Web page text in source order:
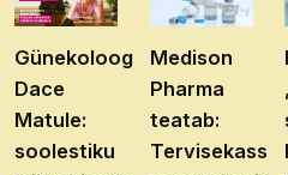
Günekoloog
Dace
Matule:
soolestiku
Medison
Pharma
teatab:
Tervisekassa